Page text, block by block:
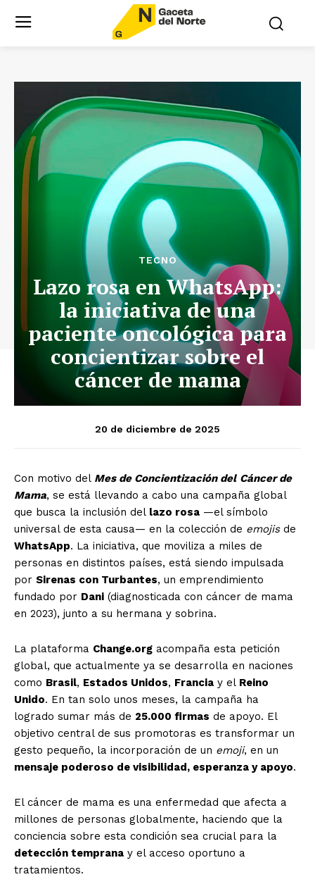
TECNO
Lazo rosa en WhatsApp:
la iniciativa de una
paciente oncológica para
concientizar sobre el
cáncer de mama
20 de diciembre de 2025
Con motivo del Mes de Concientización del Cáncer de
Mama, se está llevando a cabo una campaña global
que busca la inclusión del lazo rosa —el símbolo
universal de esta causa— en la colección de emojisde
WhatsApp. La iniciativa, que moviliza a miles de
personas en distintos países, está siendo impulsada
por Sirenas con Turbantes, un emprendimiento
fundado por Dani (diagnosticada con cáncer de mama
en 2023), junto a su hermana y sobrina.
La plataforma Change.org acompaña esta petición
global, que actualmente ya se desarrolla en naciones
como Brasil, Estados Unidos, Francia y el Reino
Unido. En tan solo unos meses, la campaña ha
logrado sumar más de 25.000 firmas de apoyo. El
objetivo central de sus promotoras es transformar un
gesto pequeño, la incorporación de un emoji, en un
mensaje poderoso de visibilidad, esperanza y apoyo.
El cáncer de mama es una enfermedad que afecta a
millones de personas globalmente, haciendo que la
conciencia sobre esta condición sea crucial para la
detección temprana y el acceso oportuno a
tratamientos.